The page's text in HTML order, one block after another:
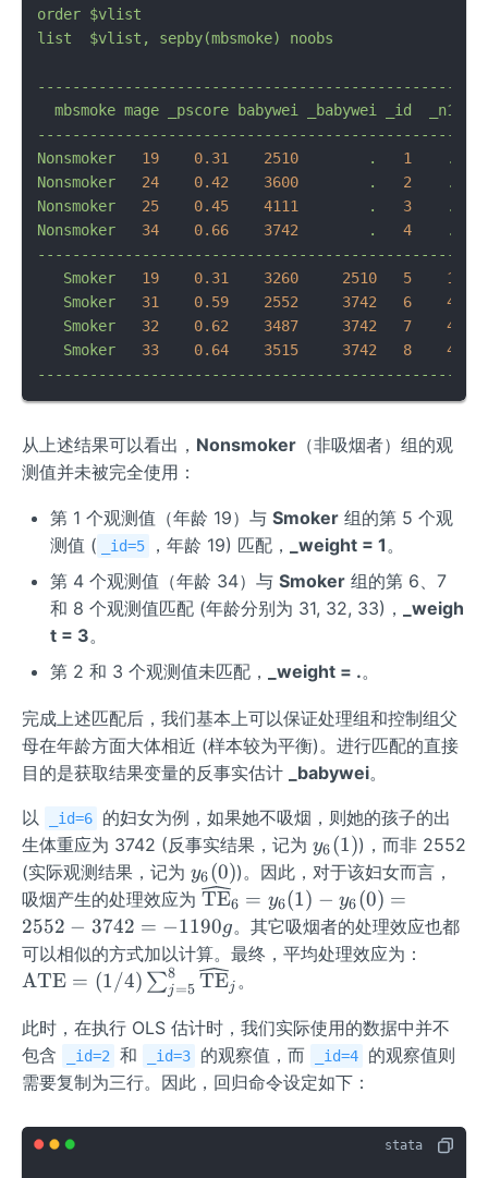
order $vlist
list
$vlist, sepby(mbsmoke) noobs
mbsmoke mage _pscore babywei _babywei _id _n1
Nonsmoker
19 0.31 2510 . 1
.
Nonsmoker
24 0.42 3600 . 2
.
Nonsmoker
25 0.45 4111 . 3
.
Nonsmoker
34 0.66 3742 . 4
.
Smoker
19 0.31 3260 2510 5 1
Smoker
31 0.59 2552 3742 6 4
Smoker
32 0.62 3487 3742 7 4
Smoker
33 0.64 3515 3742 8 4
从上述结果可以看出， Nonsmoker （非吸烟者）组的观
测值并未被完全使用：
第 1 个观测值（年龄 19）与 Smoker组的第 5 个观
测值 (
_id=5 ，年龄 19) 匹配， _weight = 1。
第 4 个观测值（年龄 34）与 Smoker组的第 6、7
和 8 个观测值匹配 (年龄分别为 31, 32, 33)，
_weigh
t = 3。
第 2 和 3 个观测值未匹配，
_weight = .。
完成上述匹配后，我们基本上可以保证处理组和控制组父
母在年龄方面大体相近 (样本较为平衡)。进行匹配的直接
目的是获取结果变量的反事实估计
_babywei。
以 _id=6
的妇女为例，如果她不吸烟，则她的孩子的出
生体重应为 3742 (反事实结果，记为 y_
6
(1)
y6(1))，而非 2552
(实际观测结果，记为 y_
6
(0)
y6(0))。因此，对于该妇女而言，
吸烟产生的处理效应为 \wi
deh
at
{\t
{T
E}}
_6
= y
_6
TE6 = y6(1) − y6(0) =
2552 − 3742 = −1190g。其它吸烟者的处理效应也都
可以相似的方式加以计算。最终，平均处理效应为：
T
E}
4)
\su
ATE = (1/4) ∑j =5
8 TEj 。
此时，在执行 OLS 估计时，我们实际使用的数据中并不
包含
_id=2 和 _id=3 的观察值，而 _id=4
的观察值则
需要复制为三行。因此，回归命令设定如下：